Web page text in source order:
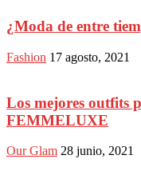
¿Moda de entre
Fashion 17 agosto, 2021
Los mejores outfits
FEMMELUXE
Our Glam 28 junio, 2021